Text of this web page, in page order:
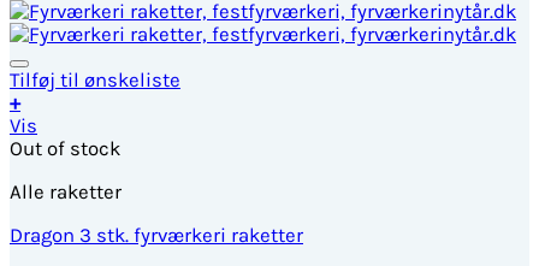
Tilføj til ønskeliste
+
Vis
Out of stock
Alle raketter
Dragon 3 stk. fyrværkeri raketter